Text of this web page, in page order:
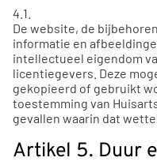
4.1.
De website, de
informatie en
intellectueel eigendom
licentiegevers. Deze
gekopieerd of gebruikt
toestemming van
gevallen waarin dat
Artikel 5. Duur